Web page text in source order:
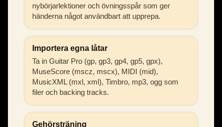
nybörjarlektioner och övningsspår som ger
händerna något användbart att upprepa.
Importera egna låtar
Ta in Guitar Pro (gp, gp3, gp4, gp5, gpx),
MuseScore (mscz, mscx), MIDI (mid),
MusicXML (mxl, xml), Timbro, mp3, ogg som
filer och backing tracks.
Gehörsträning